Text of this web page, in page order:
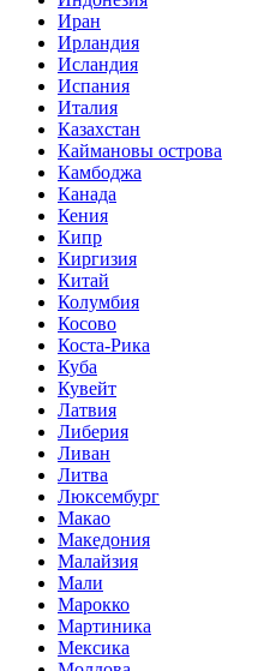
Иран
Ирландия
Исландия
Испания
Италия
Казахстан
Каймановы острова
Камбоджа
Канада
Кения
Кипр
Киргизия
Китай
Колумбия
Косово
Коста-Рика
Куба
Кувейт
Латвия
Либерия
Ливан
Литва
Люксембург
Макао
Македония
Малайзия
Мали
Марокко
Мартиника
Мексика